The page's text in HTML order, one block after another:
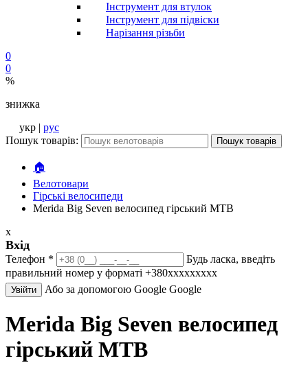
Інструмент для втулок
Інструмент для підвіски
Нарізання різьби
0
0
%
знижка
укр | рус
Пошук товарів:
Пошук товарів
🏠
Велотовари
Гірські велосипеди
Merida Big Seven велосипед гірський MTB
x
Вхід
Телефон *
Будь ласка, введіть
правильний номер у форматі +380ххххххххх
Увійти Або за допомогою Google Google
Merida Big Seven велосипед
гірський MTB